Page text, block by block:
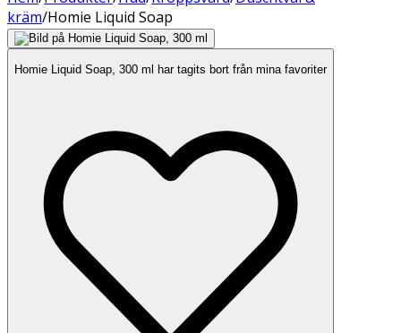
kräm/Homie Liquid Soap
Homie Liquid Soap, 300 ml har tagits bort från mina favoriter